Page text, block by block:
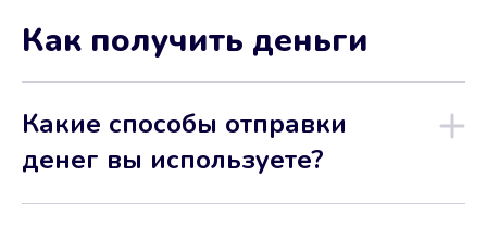
Как получить деньги
Какие способы отправки
денег вы используете?